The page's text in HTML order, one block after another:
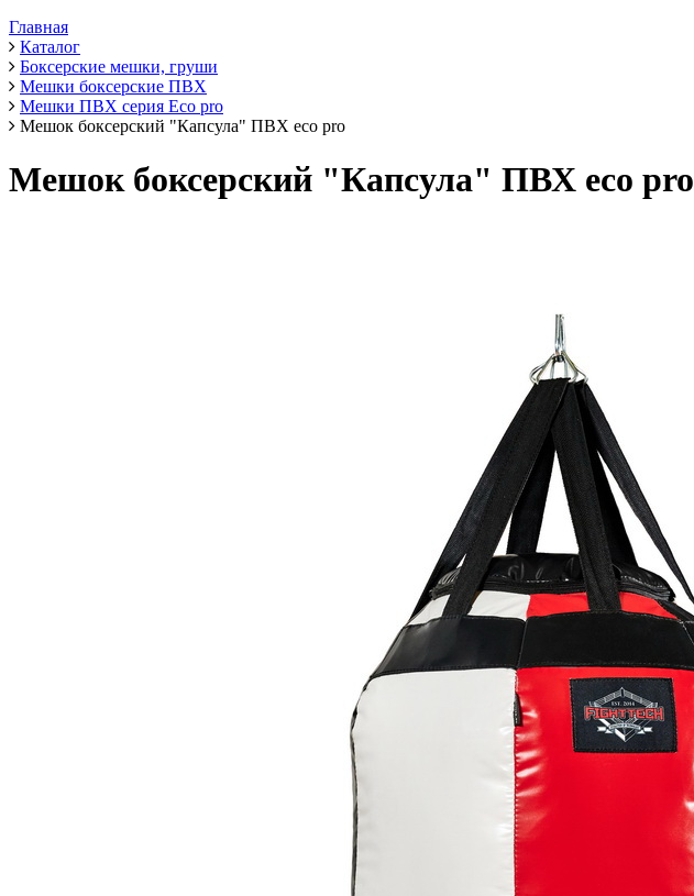
Главная
Каталог
Боксерские мешки, груши
Мешки боксерские ПВХ
Мешки ПВХ серия Eco pro
Мешок боксерский "Капсула" ПВХ eco pro
Мешок боксерский "Капсула" ПВХ eco pro